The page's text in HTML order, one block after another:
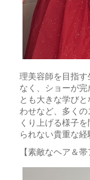
理美容師を目指
なく、ショーが
とも大きな学び
わせなど、多く
くり上げる様子
られない貴重な経
【素敵なヘア＆帯